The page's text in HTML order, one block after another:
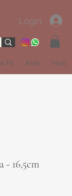
Login
Fé Kids Mais
- 16,5cm